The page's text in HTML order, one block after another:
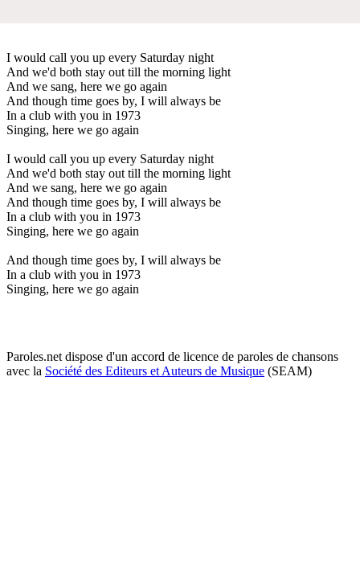
I would call you up every Saturday night
And we'd both stay out till the morning light
And we sang, here we go again
And though time goes by, I will always be
In a club with you in 1973
Singing, here we go again
I would call you up every Saturday night
And we'd both stay out till the morning light
And we sang, here we go again
And though time goes by, I will always be
In a club with you in 1973
Singing, here we go again
And though time goes by, I will always be
In a club with you in 1973
Singing, here we go again
Paroles.net dispose d'un accord de licence de paroles de chansons
avec la Société des Editeurs et Auteurs de Musique (SEAM)